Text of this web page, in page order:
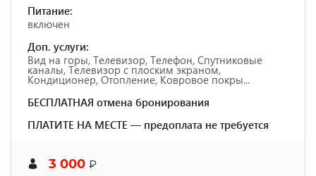
Питание:
включен
Доп. услуги:
Вид на горы, Телевизор, Телефон, Спутниковые
каналы, Телевизор с плоским экраном,
Кондиционер, Отопление, Ковровое покры...
БЕСПЛАТНАЯ отмена бронирования
ПЛАТИТЕ НА МЕСТЕ — предоплата не требуется
3 000 ₽